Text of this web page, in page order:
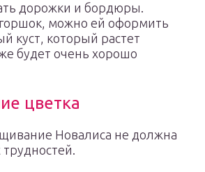
дорожки и бордюры.
можно ей оформить
куст, который растет
будет очень хорошо
цветка
Новалиса не должна